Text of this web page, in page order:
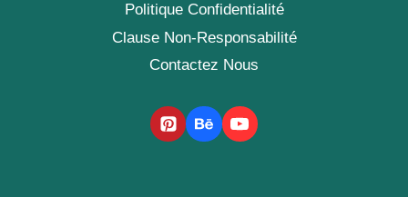
Politique Confidentialité
Clause Non-Responsabilité
Contactez Nous